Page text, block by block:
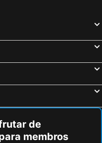
de
membros